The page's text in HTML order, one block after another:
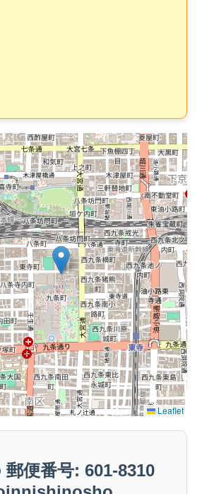
Leaflet
郵便番号: 601-8310